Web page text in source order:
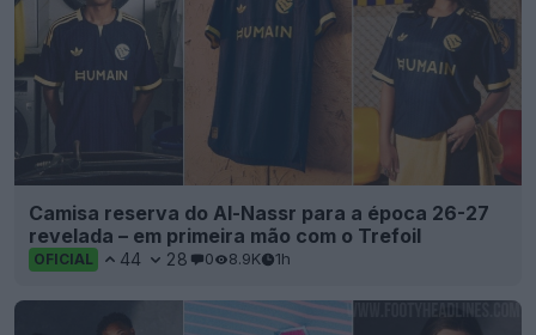
Camisa reserva do Al-Nassr para a época 26-27
revelada – em primeira mão com o Trefoil
OFICIAL 44 28 0 8.9K 1h